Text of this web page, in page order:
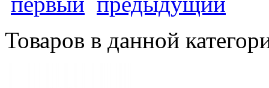
Товаров в данной